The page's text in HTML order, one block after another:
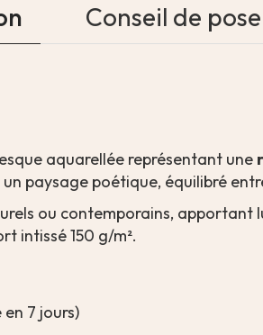
Conseil de pose
aquarellée représentant une
paysage poétique, équilibré
ou contemporains, apportant
intissé 150 g/m².
7 jours)